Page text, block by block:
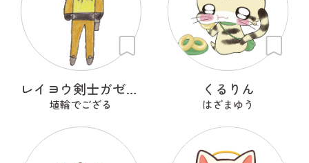
レイヨウ剣士ガゼルナイト
埴輪でござる
くるりん
はざまゆう